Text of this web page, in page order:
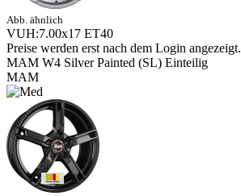
Abb. ähnlich
VUH:7.00x17 ET40
Preise werden erst nach dem Login angezeigt.
MAM W4 Silver Painted (SL) Einteilig
MAM